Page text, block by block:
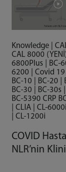
Knowledge |
CAL 8000
6800Plus | BC-
6200 | Covid 19
BC-10 | BC-20 |
BC-30 | BC-30s |
BC-5390 CRP
| CLIA | CL-
| CL-1200i
COVID
NLR’nin